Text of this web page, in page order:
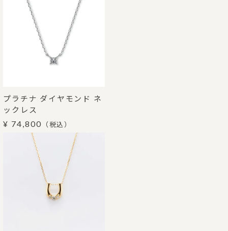
プラチナ ダイヤモンド ネ
ックレス
¥ 74,800 （税込）